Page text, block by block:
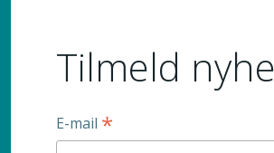
Tilmeld
E-mail *